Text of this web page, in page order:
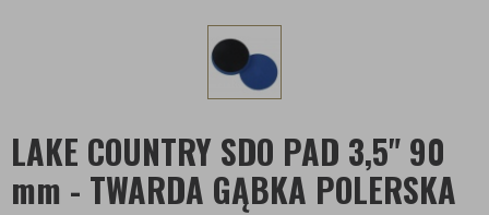
LAKE COUNTRY SDO PAD 3,5" 90
mm - TWARDA GĄBKA POLERSKA